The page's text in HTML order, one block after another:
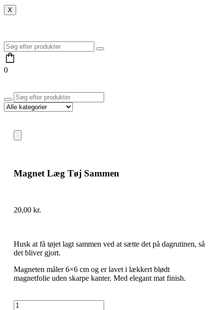
X
0
Magnet Læg Tøj Sammen
20,00 kr.
Husk at få tøjet lagt sammen ved at sætte det på dagrutinen, så
det bliver gjort.
Magneten måler 6×6 cm og er lavet i lækkert blødt
magnetfolie uden skarpe kanter. Med elegant mat finish.